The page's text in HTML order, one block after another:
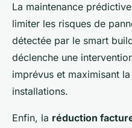
La maintenance
limiter les risques de
détectée par le smart
déclenche une
imprévus et maximisant
installations.
Enfin, la réduction